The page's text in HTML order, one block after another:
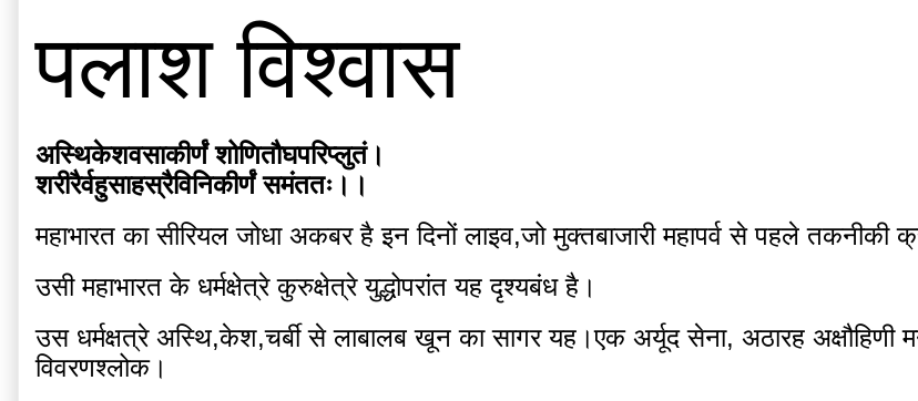
पलाश विश्वास
अस्थिकेशवसाकीर्णं शोणितौघपरिप्लुतं।
शरीरैर्वहुसाहस्रैविनिकीर्णं समंततः।।
महाभारत का सीरियल जोधा अकबर है इन दिनों लाइव,जो मुक्तबाजारी महापर्व से पहले
उसी महाभारत के धर्मक्षेत्रे कुरुक्षेत्रे युद्धोपरांत यह दृश्यबंध है।
उस धर्मक्षत्रे अस्थि,केश,चर्बी से लाबालब खून का सागर यह।एक अर्यूद सेना, अठारह अक्षौहिणी
विवरणश्लोक।